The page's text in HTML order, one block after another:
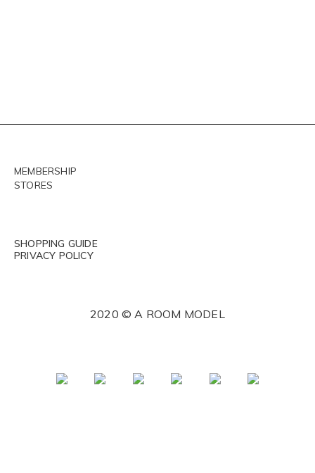
MEMBERSHIP
STORES
SHOPPING GUIDE
PRIVACY POLICY
2020 © A ROOM MODEL